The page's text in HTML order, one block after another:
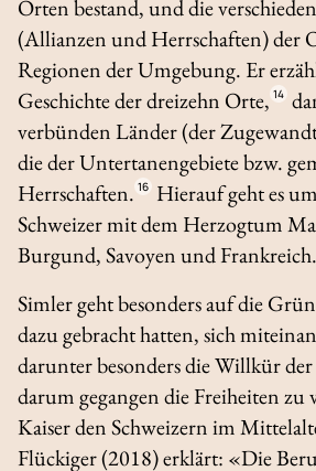
Orten bestand, und die
(Allianzen und Herrschaften) der
Regionen der Umgebung. Er
Geschichte der dreizehn Orte, 14
verbünden Länder (der
die der Untertanengebiete bzw.
Herrschaften. 16 Hierauf geht es
Schweizer mit dem Herzogtum
Burgund, Savoyen und Frankreich.
Simler geht besonders auf die
dazu gebracht hatten, sich
darunter besonders die Willkür der
darum gegangen die Freiheiten zu
Kaiser den Schweizern im
Flückiger (2018) erklärt: «Die